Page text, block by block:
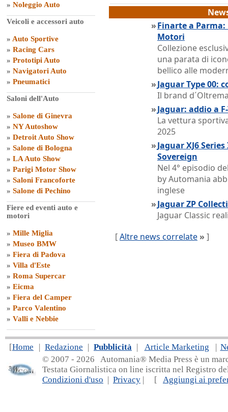
» Noleggio Auto
Veicoli e accessori auto
» Auto Sportive
» Racing Cars
» Prototipi Auto
» Navigatori Auto
» Pneumatici
Saloni dell'Auto
» Salone di Ginevra
» NY Autoshow
» Detroit Auto Show
» Salone di Bologna
» LA Auto Show
» Parigi Motor Show
» Saloni Francoforte
» Salone di Pechino
Fiere ed eventi auto e
motori
» Mille Miglia
» Museo BMW
» Fiera di Padova
» Villa d'Este
» Roma Supercar
» Eicma
» Fiera del Camper
» Parco Valentino
» Valli e Nebbie
»Finarte a Parma:
Motori
Collezione
una parata di
bellico alle
»Jaguar Type 00:
Il brand
»Jaguar: addio a F-
La vettura
2025
»Jaguar XJ6
Sovereign
Nel 4° episodio
by Automania
inglese
»Jaguar ZP
Jaguar Classic
[Altre news correlate » ]
[Home | Redazione | Pubblicità | Article Marketing |
© 2007 - 2026 Automania® Media Press è un
Testata Giornalistica on line iscritta nel Registro
Condizioni d'uso | Privacy | [ Aggiungi ai